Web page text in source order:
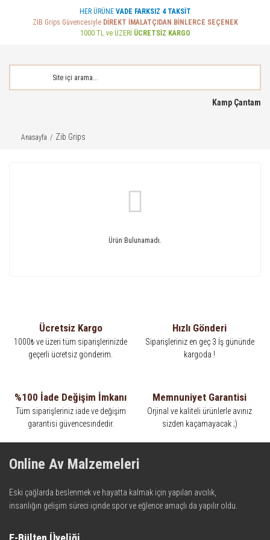
HER ÜRÜNE VADE FARKSIZ 4 TAKSİT
ZİB Grips Güvencesiyle DİREKT İMALATÇIDAN BİNLERCE SEÇENEK
1000 TL ve ÜZERİ ÜCRETSİZ KARGO
Kamp Çantam
Anasayfa Zib Grips
Ürün Bulunamadı.
Ücretsiz Kargo
1000₺ ve üzeri tüm siparişlerinizde
geçerli ücretsiz gönderim.
Hızlı Gönderi
Siparişleriniz en geç 3 İş gününde
kargoda !
%100 İade Değişim İmkanı
Tüm siparişleriniz iade ve değişim
garantisi güvencesindedir.
Memnuniyet Garantisi
Orjinal ve kaliteli ürünlerle avınız
sizden kaçamayacak ;)
Online Av Malzemeleri
Eski çağlarda beslenmek ve hayatta kalmak için yapılan avcılık,
insanlığın gelişim süreci içinde spor ve eğlence amaçlı da yapılır oldu.
teknolojinin dokunuşuyla av malzemelerinde en iyisini meydana